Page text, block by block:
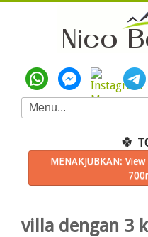
🍀
MENAKJUBKAN:
villa dengan 3